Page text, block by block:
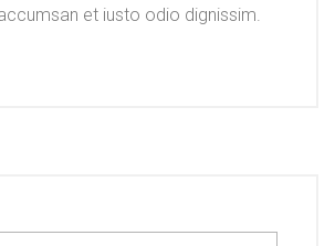
et iusto odio dignissim.